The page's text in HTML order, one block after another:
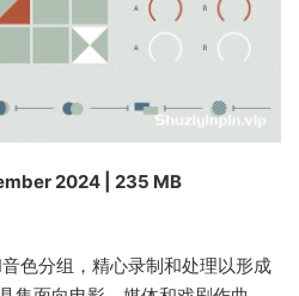
2024 | 235 MB
色分组，精心录制和处理以形成